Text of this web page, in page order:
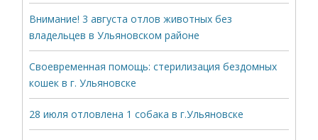
Внимание! 3 августа отлов животных без
владельцев в Ульяновском районе
Своевременная помощь: стерилизация бездомных
кошек в г. Ульяновске
28 июля отловлена 1 собака в г.Ульяновске